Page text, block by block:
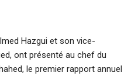
Hazgui et son vice-
ont présenté au chef du
le premier rapport annuel